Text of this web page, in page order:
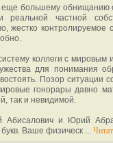
еще большему обнищанию
реальной частной
жестко
коллеги с мировым
для понимания
Позор ситуации
гонорары давно
так и невидимой.
и Юрий
Ваше физическ ...